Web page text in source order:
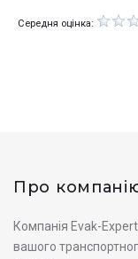
Середня оцінка:
Про
Компанія Evak-
вашого